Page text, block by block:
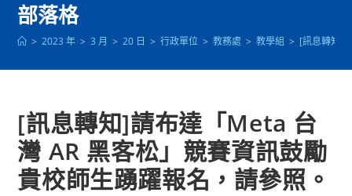
部落格
> 2023 年 > 3 月 > 20 日 > 行政單位 > 教務處 > 教學組 > [訊息轉知]
[訊息轉知]請布達「Meta 台
灣 AR 黑客松」競賽資訊鼓勵
貴校師生踴躍報名，請參照。